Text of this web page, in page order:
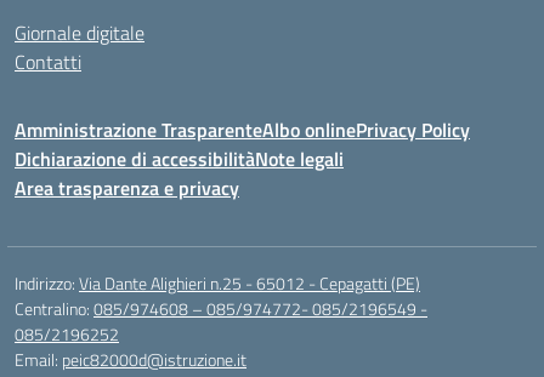
Giornale digitale
Contatti
Amministrazione TrasparenteAlbo onlinePrivacy Policy
Dichiarazione di accessibilitàNote legali
Area trasparenza e privacy
Indirizzo:Via Dante Alighieri n.25 - 65012 - Cepagatti (PE)
Centralino:085/974608 – 085/974772- 085/2196549 -
085/2196252
Email: peic82000d@istruzione.it